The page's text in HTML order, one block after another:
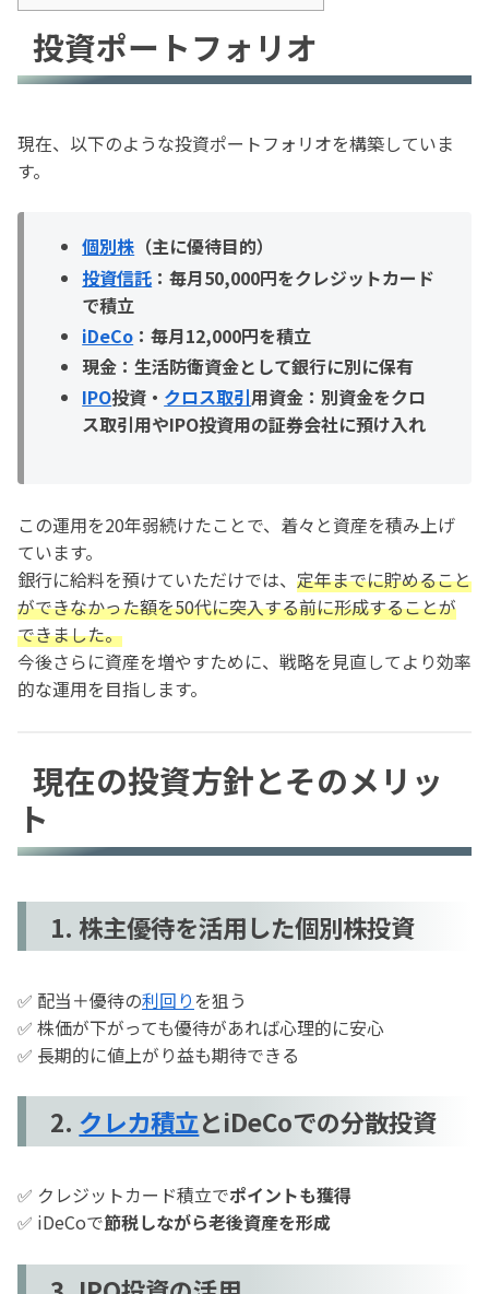
投資ポートフォリオ
現在、以下のような投資ポートフォリオを構築していま
す。
個別株 （主に優待目的）
投資信託 ：毎月50,000円をクレジットカード
で積立
iDeCo ：毎月12,000円を積立
現金：生活防衛資金として銀行に別に保有
IPO投資・ クロス取引用資金：別資金をクロ
ス取引用やIPO投資用の証券会社に預け入れ
この運用を20年弱続けたことで、着々と資産を積み上げ
ています。
銀行に給料を預けていただけでは、 定年までに貯めること
ができなかった額を50代に突入する前に形成することが
できました。
今後さらに資産を増やすために、戦略を見直してより効率
的な運用を目指します。
現在の投資方針とそのメリッ
ト
1. 株主優待を活用した個別株投資
✅ 配当＋優待の利回り を狙う
✅ 株価が下がっても優待があれば心理的に安心
✅ 長期的に値上がり益も期待できる
2. クレカ積立とiDeCoでの分散投資
✅ クレジットカード積立でポイントも獲得
✅ iDeCoで節税しながら老後資産を形成